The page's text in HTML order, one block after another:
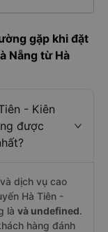
gặp khi đặt
Nẵng từ Hà
- Kiên
được
dịch vụ cao
Hà Tiên -
là và undefined.
hàng đánh